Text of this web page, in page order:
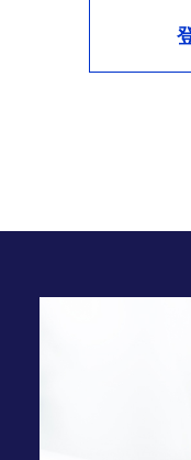
場合には、選考
ことをご了承い
当社Web
限り登録会員ご
本人のブラウザ
り、クッキー
ます。その場合
スがご利用で